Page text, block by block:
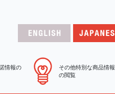
情報の
その他特別な商品情報
の閲覧